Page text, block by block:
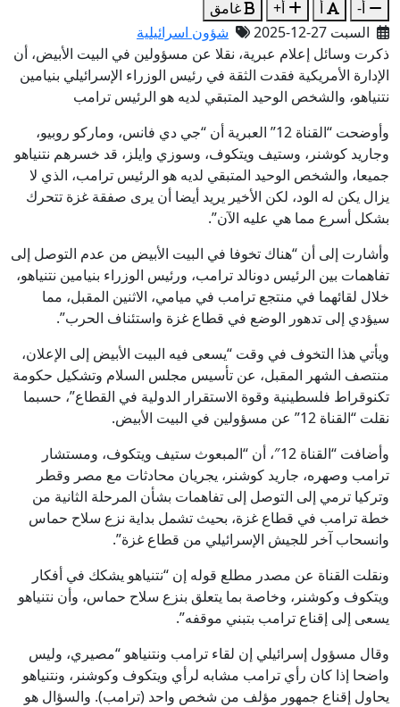
أ- أ أ+
غامق
السبت 27-12-2025
شؤون اسرائيلية
ذكرت وسائل إعلام عبرية، نقلا عن مسؤولين في البيت الأبيض، أن
الإدارة الأمريكية فقدت الثقة في رئيس الوزراء الإسرائيلي بنيامين
نتنياهو، والشخص الوحيد المتبقي لديه هو الرئيس ترامب
وأوضحت “القناة 12” العبرية أن “جي دي فانس، وماركو روبيو،
وجاريد كوشنر، وستيف ويتكوف، وسوزي وايلز، قد خسرهم نتنياهو
جميعا، والشخص الوحيد المتبقي لديه هو الرئيس ترامب، الذي لا
يزال يكن له الود، لكن الأخير يريد أيضا أن يرى صفقة غزة تتحرك
بشكل أسرع مما هي عليه الآن”.
وأشارت إلى أن “هناك تخوفا في البيت الأبيض من عدم التوصل إلى
تفاهمات بين الرئيس دونالد ترامب، ورئيس الوزراء بنيامين نتنياهو،
خلال لقائهما في منتجع ترامب في ميامي، الاثنين المقبل، مما
سيؤدي إلى تدهور الوضع في قطاع غزة واستئناف الحرب”.
ويأتي هذا التخوف في وقت “يسعى فيه البيت الأبيض إلى الإعلان،
منتصف الشهر المقبل، عن تأسيس مجلس السلام وتشكيل حكومة
تكنوقراط فلسطينية وقوة الاستقرار الدولية في القطاع”، حسبما
نقلت “القناة 12” عن مسؤولين في البيت الأبيض.
وأضافت “القناة 12″، أن “المبعوث ستيف ويتكوف، ومستشار
ترامب وصهره، جاريد كوشنر، يجريان محادثات مع مصر وقطر
وتركيا ترمي إلى التوصل إلى تفاهمات بشأن المرحلة الثانية من
خطة ترامب في قطاع غزة، بحيث تشمل بداية نزع سلاح حماس
وانسحاب آخر للجيش الإسرائيلي من قطاع غزة”.
ونقلت القناة عن مصدر مطلع قوله إن “نتنياهو يشكك في أفكار
ويتكوف وكوشنر، وخاصة بما يتعلق بنزع سلاح حماس، وأن نتنياهو
يسعى إلى إقناع ترامب بتبني موقفه”.
وقال مسؤول إسرائيلي إن لقاء ترامب ونتنياهو “مصيري، وليس
واضحا إذا كان رأي ترامب مشابه لرأي ويتكوف وكوشنر، ونتنياهو
يحاول إقناع جمهور مؤلف من شخص واحد (ترامب). والسؤال هو